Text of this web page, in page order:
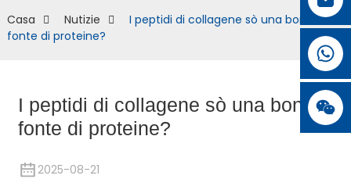
Casa Nutizie
I peptidi di collagene sò una bona
fonte di proteine?
I peptidi di collagene sò una bona
fonte di proteine?
2025-08-21